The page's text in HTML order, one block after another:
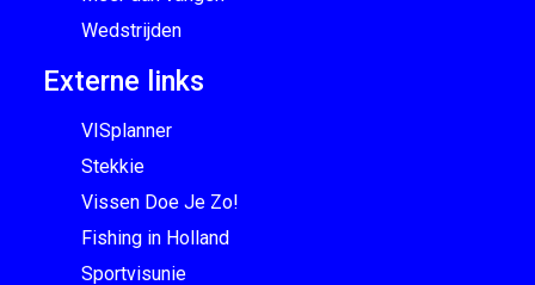
Wedstrijden
Externe links
VISplanner
Stekkie
Vissen Doe Je Zo!
Fishing in Holland
Sportvisunie